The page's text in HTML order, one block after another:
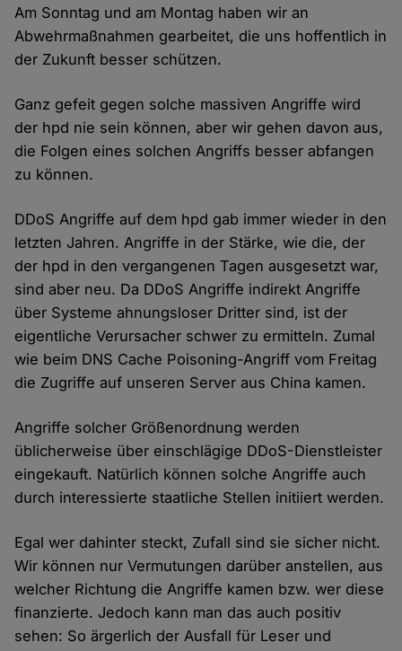
Am Sonntag und am Montag haben wir an
Abwehrmaßnahmen gearbeitet, die uns hoffentlich in
der Zukunft besser schützen.
Ganz gefeit gegen solche massiven Angriffe wird
der hpd nie sein können, aber wir gehen davon aus,
die Folgen eines solchen Angriffs besser abfangen
zu können.
DDoS Angriffe auf dem hpd gab immer wieder in den
letzten Jahren. Angriffe in der Stärke, wie die, der
der hpd in den vergangenen Tagen ausgesetzt war,
sind aber neu. Da DDoS Angriffe indirekt Angriffe
über Systeme ahnungsloser Dritter sind, ist der
eigentliche Verursacher schwer zu ermitteln. Zumal
wie beim DNS Cache Poisoning-Angriff vom Freitag
die Zugriffe auf unseren Server aus China kamen.
Angriffe solcher Größenordnung werden
üblicherweise über einschlägige DDoS-Dienstleister
eingekauft. Natürlich können solche Angriffe auch
durch interessierte staatliche Stellen initiiert werden.
Egal wer dahinter steckt, Zufall sind sie sicher nicht.
Wir können nur Vermutungen darüber anstellen, aus
welcher Richtung die Angriffe kamen bzw. wer diese
finanzierte. Jedoch kann man das auch positiv
sehen: So ärgerlich der Ausfall für Leser und